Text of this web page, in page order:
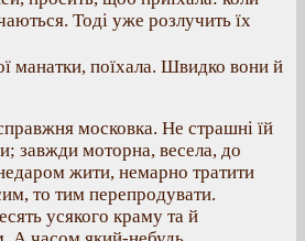
Тоді уже розлучить їх
манатки, поїхала. Швидко вони й
московка. Не страшні їй
завжди моторна, весела, до
жити, немарно тратити
то тим перепродувати.
усякого краму та й